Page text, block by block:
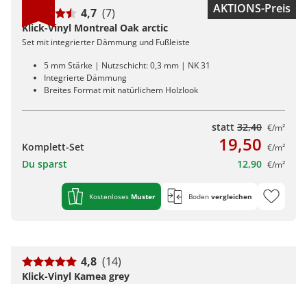
AKTIONS-Preis
4,7 (7)
Klick-Vinyl Montreal Oak arctic
Set mit integrierter Dämmung und Fußleiste
5 mm Stärke | Nutzschicht: 0,3 mm | NK 31
Integrierte Dämmung
Breites Format mit natürlichem Holzlook
statt 32,40 €/m²
Komplett-Set 19,50 €/m²
Du sparst 12,90 €/m²
Kostenloses Muster Boden vergleichen
4,8 (14)
Klick-Vinyl Kamea grey